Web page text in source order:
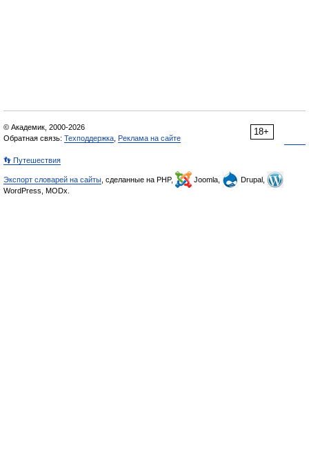
18+
© Академик, 2000-2026
Обратная связь: Техподдержка Реклама на сайте
👣 Путешествия
Экспорт словарей на сайты , сделанные на PHP, Joomla,
Drupal,
WordPress, MODx.